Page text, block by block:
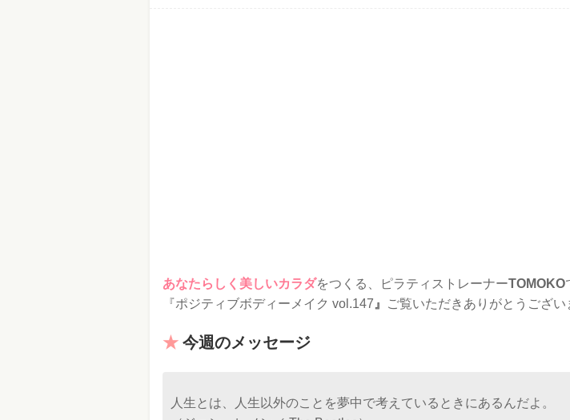
あなたらしく美しいカラダをつくる、ピラティストレーナーTOMOKO
『ポジティブボディーメイク vol.147 』 ご覧いただきありがとうござい
今週のメッセージ
人生とは、人生以外のことを夢中で考えているときにあるんだよ。